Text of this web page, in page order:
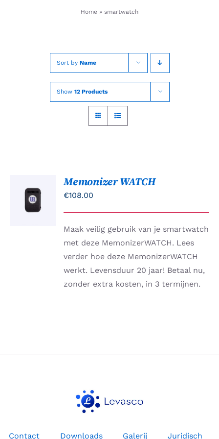
Home » smartwatch
Sort by Name
Show 12 Products
AAN
WINKELWAGEN
/
Memonizer WATCH
€108.00
Maak veilig gebruik van je smartwatch
met deze MemonizerWATCH. Lees
verder hoe deze MemonizerWATCH
werkt. Levensduur 20 jaar! Betaal nu,
zonder extra kosten, in 3 termijnen.
Contact Downloads Galerij Juridisch